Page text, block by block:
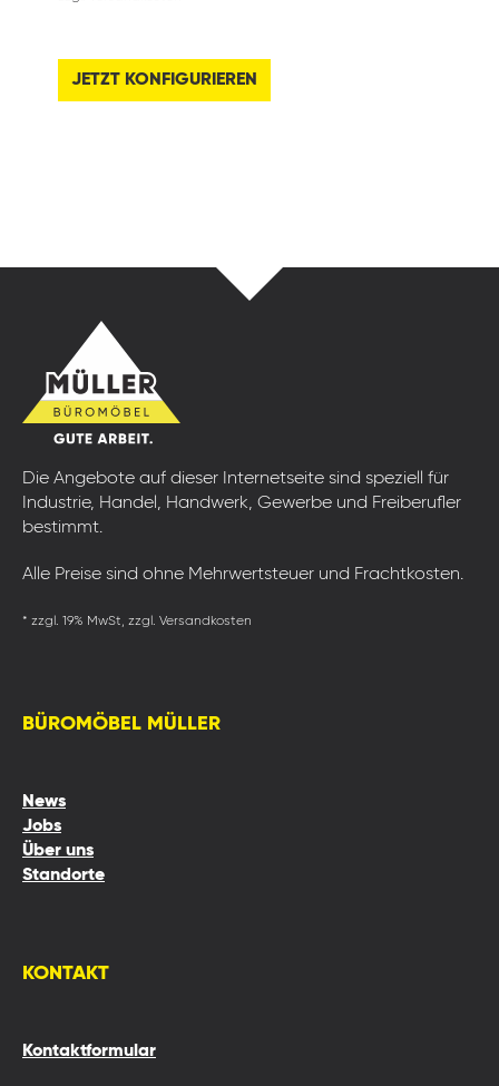
JETZT KONFIGURIEREN
Die Angebote auf dieser Internetseite sind speziell für
Industrie, Handel, Handwerk, Gewerbe und Freiberufler
bestimmt.
Alle Preise sind ohne Mehrwertsteuer und Frachtkosten.
* zzgl. 19% MwSt, zzgl. Versandkosten
BÜROMÖBEL MÜLLER
News
Jobs
Über uns
Standorte
KONTAKT
Kontaktformular